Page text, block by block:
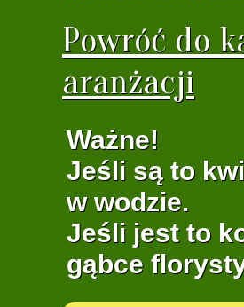
Powróć do
aranżacji
Ważne!
Jeśli są to
w wodzie.
Jeśli jest to
gąbce